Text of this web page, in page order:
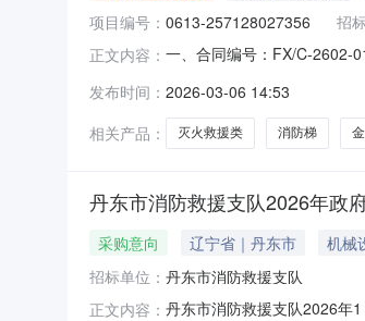
项目编号： 0613-257128027356 招
正文内容： 一、合同编号：FX/C-2602-
址：江西省九江市濂溪区城
发布时间： 2026-03-06 14:53
相关产品：
灭火救援类 消防梯
丹东市消防救援支队2026年政
采购意向 辽宁省｜丹东市 机械
招标单位： 丹东市消防救援支队
正文内容： 丹东市消防救援支队2026年